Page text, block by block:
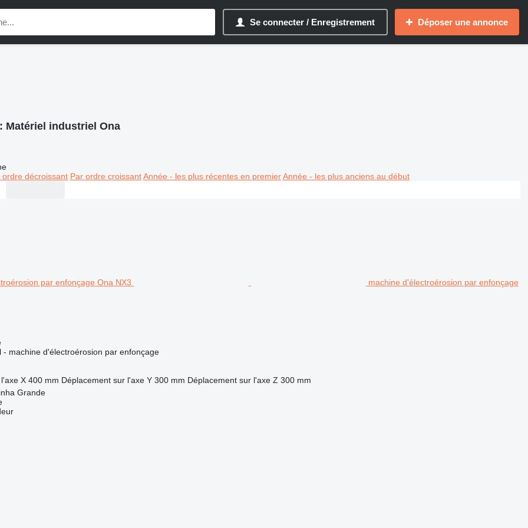
Se connecter / Enregistrement Déposer une annonce
Matériel industriel Ona
ordre décroissant Par ordre croissant Année - les plus récentes en premier Année - les plus anciens au début
machine d'électroérosion par enfonçage
- machine d'électroérosion par enfonçage
X 400 mm Déplacement sur l'axe Y 300 mm Déplacement sur l'axe Z 300 mm
Grande